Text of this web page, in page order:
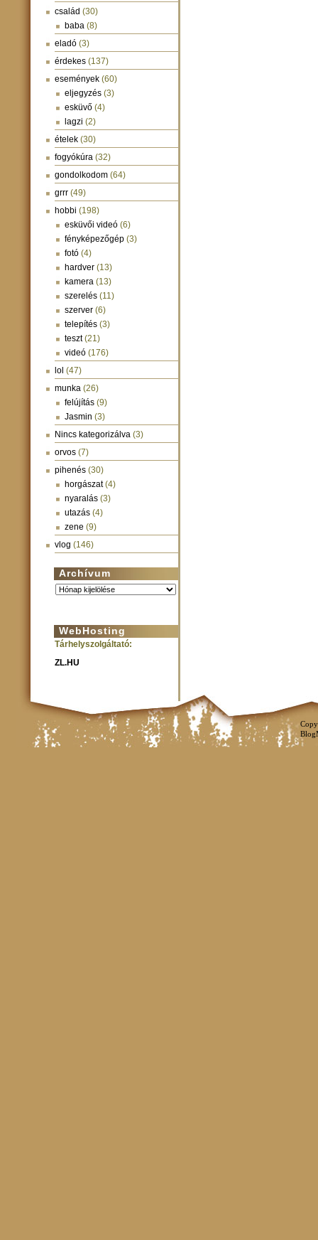
család (30)
baba (8)
eladó (3)
érdekes (137)
események (60)
eljegyzés (3)
esküvő (4)
lagzi (2)
ételek (30)
fogyókúra (32)
gondolkodom (64)
grrr (49)
hobbi (198)
esküvői videó (6)
fényképezőgép (3)
fotó (4)
hardver (13)
kamera (13)
szerelés (11)
szerver (6)
telepítés (3)
teszt(21)
videó (176)
lol (47)
munka (26)
felújítás (9)
Jasmin (3)
Nincs kategorizálva (3)
orvos (7)
pihenés (30)
horgászat(4)
nyaralás (3)
utazás (4)
zene (9)
vlog (146)
Archívum
Archívum
WebHosting
Tárhelyszolgáltató:
ZL.HU